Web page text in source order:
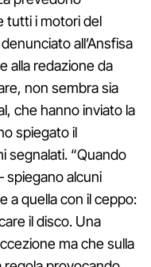
tutti i motori del
all’Ansfisa
alla redazione da
non sembra sia
che hanno inviato la
spiegato il
segnalati. “Quando
spiegano alcuni
a quella con il ceppo:
il disco. Una
ma che sulla